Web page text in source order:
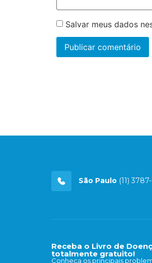
Salvar meus dados
São Paulo (11)
Receba o Livro de
totalmente gratuito!
Conheça os principais